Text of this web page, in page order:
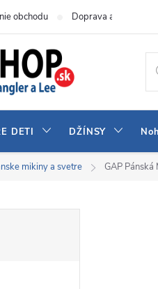
obchodu Doprava a platba
DETI DŽÍNSY
mikiny a svetre GAP